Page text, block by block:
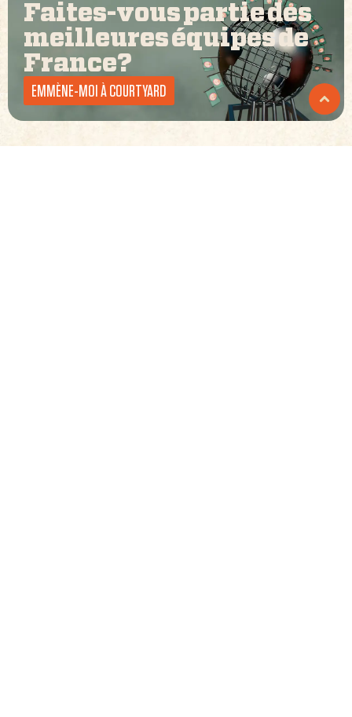
Faites-vous partie des
meilleures équipes de
France?
EMMÈNE-MOI À COURTYARD